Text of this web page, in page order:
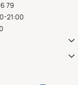
79
21:00